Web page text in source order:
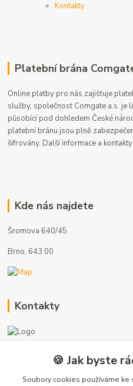
Kontakty
Platební brána
Online platby pro nás zajišťuje
služby, společnost Comgate a.s. je
působící pod dohledem České
platební bránu jsou plně
šifrovány. Další informace a
Kde nás najdete
Šromova 640/45
Brno, 643 00
Kontakty
+420 775 872
🍪 Jak byste
Soubory cookies používáme